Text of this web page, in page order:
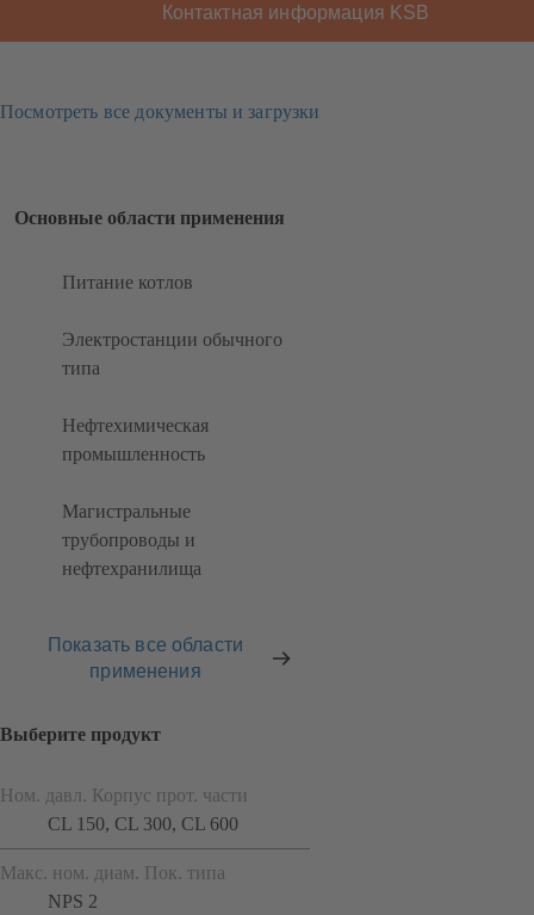
Контактная информация KSB
Посмотреть все документы и загрузки
Основные области применения
Питание котлов
Электростанции обычного
типа
Нефтехимическая
промышленность
Магистральные
трубопроводы и
нефтехранилища
Показать все области
применения
Выберите продукт
Ном. давл. Корпус прот. части
CL 150, CL 300, CL 600
Макс. ном. диам. Пок. типа
NPS 2